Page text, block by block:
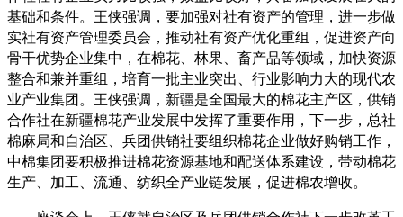
基础和条件。王侠强调，要加强对社有资产的管理，进一步做
实社有资产管理委员会，推动社有资产优化重组，促进资产向
骨干优势企业集中，在棉花、林果、畜产品等领域，加快资源
整合和兼并重组，培育一批主业突出、行业影响力大的现代农
业产业集团。王侠强调，新疆是全国最大的棉花主产区，供销
合作社在新疆棉花产业发展中发挥了重要作用，下一步，总社
棉麻局和自治区、兵团供销社要组织棉花企业做好购销工作，
中棉集团要积极推进棉花资源基地和配送体系建设，带动棉花
生产、加工、流通、纺织全产业链发展，促进棉农增收。